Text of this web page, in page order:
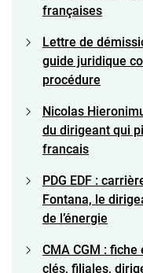
françaises
Lettre de
guide juridique
procédure
Nicolas
du dirigeant qui
francais
PDG EDF :
Fontana, le
de l’énergie
CMA CGM :
clés, filiales,